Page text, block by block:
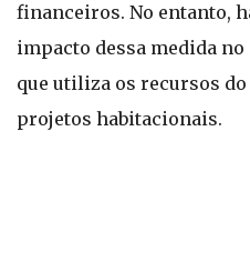
financeiros. No entanto,
impacto dessa medida
que utiliza os recursos
projetos habitacionais.